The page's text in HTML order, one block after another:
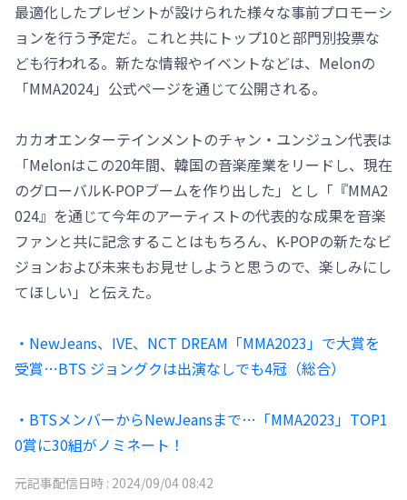
最適化したプレゼントが設けられた様々な事前プロモーシ
ョンを行う予定だ。これと共にトップ10と部門別投票な
ども行われる。新たな情報やイベントなどは、Melonの
「MMA2024」公式ページを通じて公開される。
カカオエンターテインメントのチャン・ユンジュン代表は
「Melonはこの20年間、韓国の音楽産業をリードし、現在
のグローバルK-POPブームを作り出した」とし「『MMA2
024』を通じて今年のアーティストの代表的な成果を音楽
ファンと共に記念することはもちろん、K-POPの新たなビ
ジョンおよび未来もお見せしようと思うので、楽しみにし
てほしい」と伝えた。
・NewJeans、IVE、NCT DREAM「MMA2023」で大賞を
受賞…BTS ジョングクは出演なしでも4冠（総合）
・BTSメンバーからNewJeansまで…「MMA2023」TOP1
0賞に30組がノミネート！
元記事配信日時 : 2024/09/04 08:42